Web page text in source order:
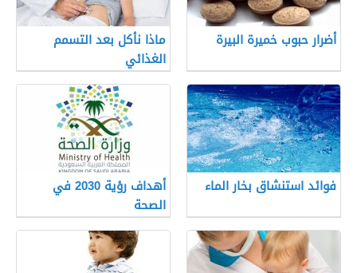
أضرار حبوب خميرة البيرة
ماذا نأكل بعد التسمم
الغذائي
فوائد استنشاق بخار الماء
أهداف رؤية 2030 في
الصحة